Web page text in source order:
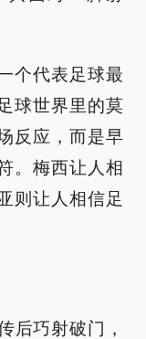
个代表足球最
球世界里的莫
反应，而是早
。梅西让人相
则让人相信足
后巧射破门，